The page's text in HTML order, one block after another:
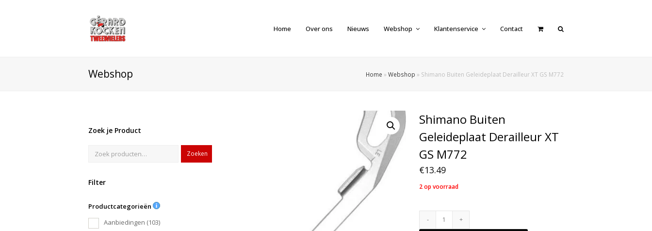
Home Over ons Nieuws Webshop Klantenservice Contact
Webshop Home » Webshop » Shimano Buiten Geleideplaat Derailleur XT GS M772
Zoek je Product
Zoeken
Filter
Productcategorieën
Aanbiedingen (103)
Shimano Buiten
Geleideplaat Derailleur XT
GS M772
€13.49
2 op voorraad
Shimano